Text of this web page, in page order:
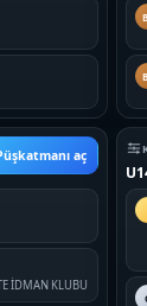
aç
İDMAN KLUBU